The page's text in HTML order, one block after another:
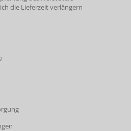
die Lieferzeit verlängern